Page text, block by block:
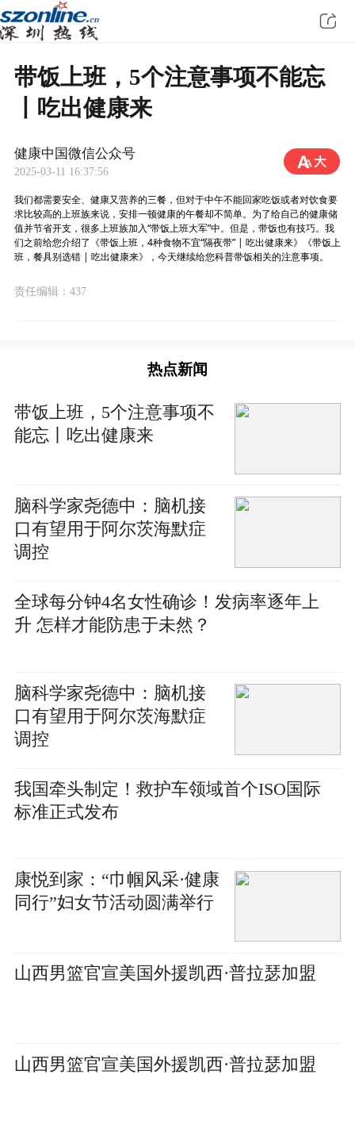
带饭上班，5个注意事项不能忘
丨吃出健康来
健康中国微信公众号
2025-03-11 16:37:56
我们都需要安全、健康又营养的三餐，但对于中午不能回家吃饭或者对饮食要
求比较高的上班族来说，安排一顿健康的午餐却不简单。为了给自己的健康储
值并节省开支，很多上班族加入“带饭上班大军”中。但是，带饭也有技巧。我
们之前给您介绍了《带饭上班，4种食物不宜“隔夜带” | 吃出健康来》《带饭上
班，餐具别选错 | 吃出健康来》，今天继续给您科普带饭相关的注意事项。
责任编辑：437
热点新闻
带饭上班，5个注意事项不
能忘丨吃出健康来
脑科学家尧德中：脑机接
口有望用于阿尔茨海默症
调控
全球每分钟4名女性确诊！发病率逐年上
升 怎样才能防患于未然？
脑科学家尧德中：脑机接
口有望用于阿尔茨海默症
调控
我国牵头制定！救护车领域首个ISO国际
标准正式发布
康悦到家：“巾帼风采·健康
同行”妇女节活动圆满举行
山西男篮官宣美国外援凯西·普拉瑟加盟
山西男篮官宣美国外援凯西·普拉瑟加盟